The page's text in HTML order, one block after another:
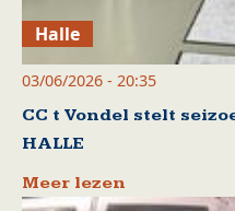
Halle
03/06/2026 - 20:35
CC t Vondel stelt
HALLE
Meer lezen